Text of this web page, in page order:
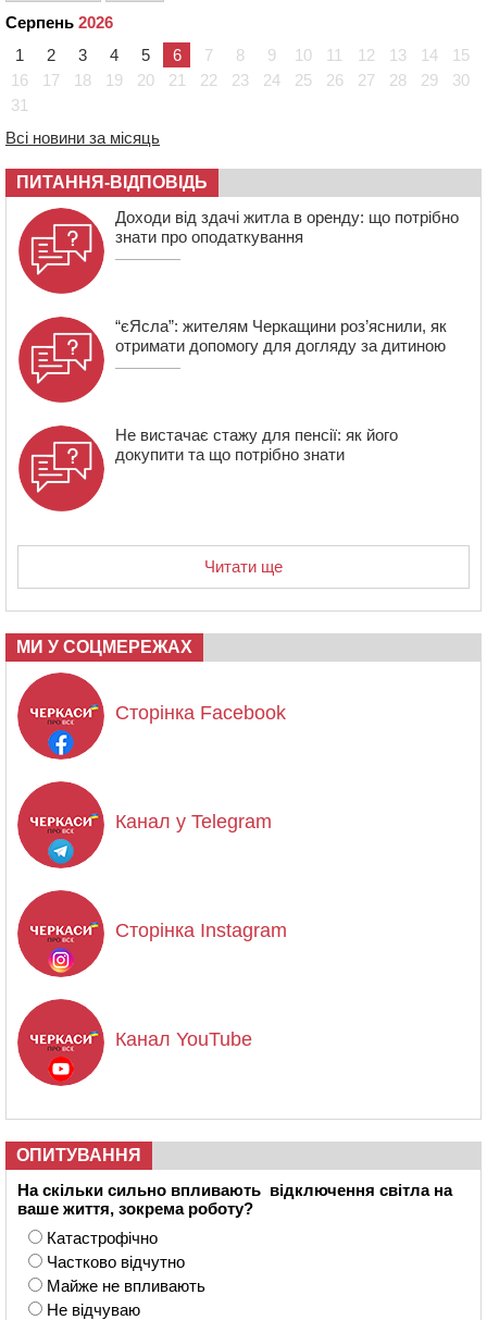
09:13
У Черкасах 18-річний хлопець поранив себе ножем у
відділенні пошти
08:50
08:11 Вчителька зі Сміли увійшла до півфіналу Global
Teacher Prize Ukraine 2026
07:29 По 5 тисяч гривень на підготовку до школи: як
оформити “Пакунок школяра”
Серпень 2026
1
2 3 4 5 6 7 8 9 10 11 12 13 14
15
16
17 18 19 20 21 22 23 24 25 26 27 28 29
30
31
Всі новини за місяць
ПИТАННЯ-ВІДПОВІДЬ
Доходи від здачі житла в оренду: що потрібно
знати про оподаткування
“єЯсла”: жителям Черкащини роз’яснили, як
отримати допомогу для догляду за дитиною
Не вистачає стажу для пенсії: як його
докупити та що потрібно знати
Читати ще
МИ У СОЦМЕРЕЖАХ
Сторінка Facebook
Канал у Telegram
Сторінка Instagram
Канал YouTube
ОПИТУВАННЯ
На скільки сильно впливають відключення світла на
ваше життя, зокрема роботу?
Катастрофічно
Частково відчутно
Майже не впливають
Не відчуваю